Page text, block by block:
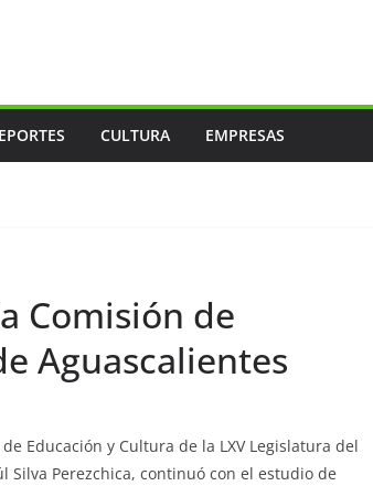
CULTURA EMPRESAS
Comisión de
Aguascalientes
Educación y Cultura de la LXV Legislatura del
Silva Perezchica, continuó con el estudio de